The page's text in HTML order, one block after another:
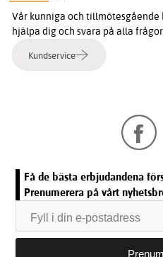
Vår kunniga och
hjälpa dig och svara på alla
Kundservice
Få de bästa erbjudandena
Prenumerera på vårt